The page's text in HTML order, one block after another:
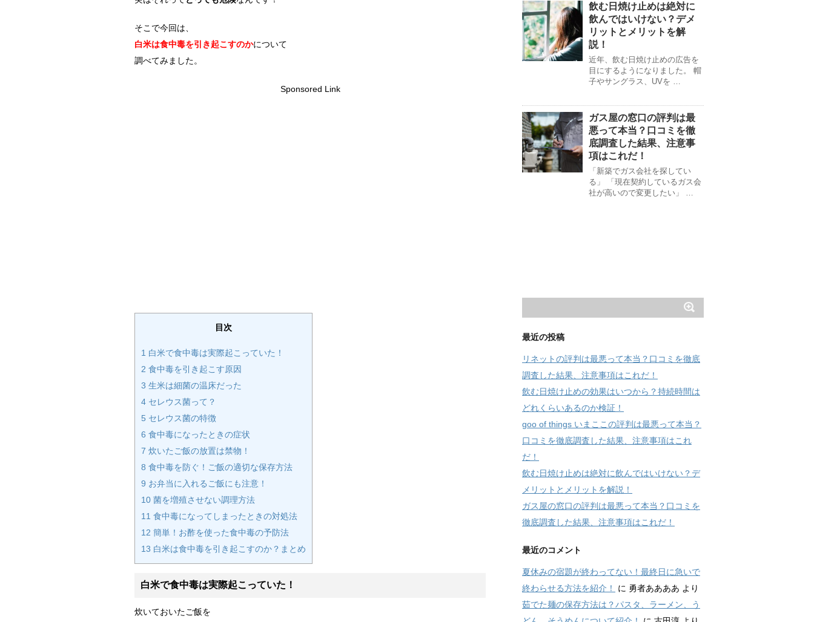
そこで今回は、
白米は食中毒を引き起こすのかについて
調べてみました。
Sponsored Link
目次
1 白米で食中毒は実際起こっていた！
2 食中毒を引き起こす原因
3 生米は細菌の温床だった
4 セレウス菌って？
5 セレウス菌の特徴
6 食中毒になったときの症状
7 炊いたご飯の放置は禁物！
8 食中毒を防ぐ！ご飯の適切な保存方法
9 お弁当に入れるご飯にも注意！
10 菌を増殖させない調理方法
11 食中毒になってしまったときの対処法
12 簡単！お酢を使った食中毒の予防法
13 白米は食中毒を引き起こすのか？まとめ
白米で食中毒は実際起こっていた！
炊いておいたご飯を
飲む日焼け止めは絶対に
飲んではいけない？デメ
リットとメリットを解
説！
近年、飲む日焼け止めの広告を
目にするようになりました。 帽
子やサングラス、UVを …
ガス屋の窓口の評判は最
悪って本当？口コミを徹
底調査した結果、注意事
項はこれだ！
「新築でガス会社を探してい
る」 「現在契約しているガス会
社が高いので変更したい」 …
最近の投稿
リネットの評判は最悪って本当？口コミを徹底
調査した結果、注意事項はこれだ！
飲む日焼け止めの効果はいつから？持続時間は
どれくらいあるのか検証！
goo of things いまここの評判は最悪って本当？
口コミを徹底調査した結果、注意事項はこれ
だ！
飲む日焼け止めは絶対に飲んではいけない？デ
メリットとメリットを解説！
ガス屋の窓口の評判は最悪って本当？口コミを
徹底調査した結果、注意事項はこれだ！
最近のコメント
夏休みの宿題が終わってない！最終日に急いで
終わらせる方法を紹介！
に 勇者ああああ より
茹でた麺の保存方法は？パスタ、ラーメン、う